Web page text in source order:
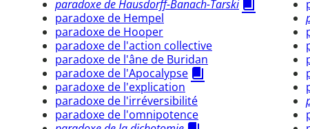
paradoxe de Hausdorff-Banach-Tarski
paradoxe de Hempel
paradoxe de Hooper
paradoxe de l'action collective
paradoxe de l'âne de Buridan
paradoxe de l'Apocalypse
paradoxe de l'explication
paradoxe de l'irréversibilité
paradoxe de l'omnipotence